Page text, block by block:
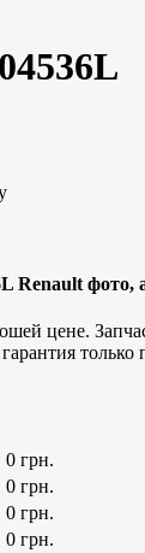
Renault фото,
цене.
0 грн.
0 грн.
0 грн.
0 грн.